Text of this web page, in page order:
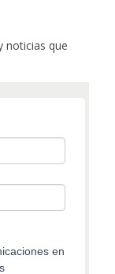
noticias que